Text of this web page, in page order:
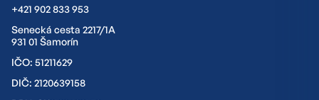
+421 902 833 953
Senecká cesta 2217/1A
931 01 Šamorín
IČO: 51211629
DIČ: 2120639158